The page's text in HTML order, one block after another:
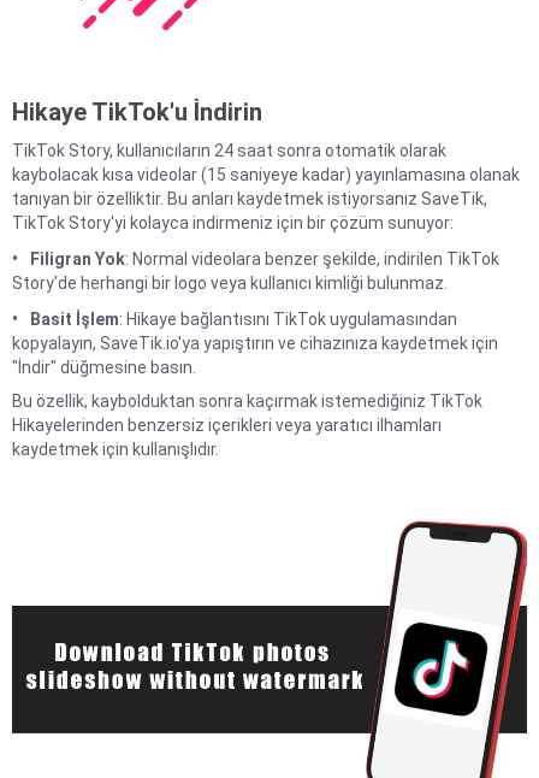
Hikaye TikTok'u İndirin
TikTok Story, kullanıcıların 24 saat sonra otomatik olarak
kaybolacak kısa videolar (15 saniyeye kadar) yayınlamasına olanak
tanıyan bir özelliktir. Bu anları kaydetmek istiyorsanız SaveTik,
TikTok Story'yi kolayca indirmeniz için bir çözüm sunuyor:
Filigran Yok: Normal videolara benzer şekilde, indirilen TikTok
Story'de herhangi bir logo veya kullanıcı kimliği bulunmaz.
Basit İşlem: Hikaye bağlantısını TikTok uygulamasından
kopyalayın, SaveTik.io'ya yapıştırın ve cihazınıza kaydetmek için
"İndir" düğmesine basın.
Bu özellik, kaybolduktan sonra kaçırmak istemediğiniz TikTok
Hikayelerinden benzersiz içerikleri veya yaratıcı ilhamları
kaydetmek için kullanışlıdır.